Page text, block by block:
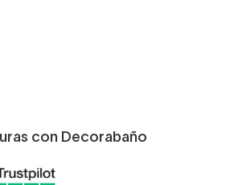
con Decorabaño